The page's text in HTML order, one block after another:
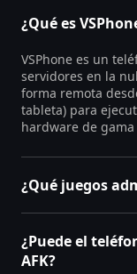
¿Qué es
VSPhone es un
servidores en la
forma remota
tableta) para
hardware de gama
¿Qué juegos
¿Puede el
AFK?